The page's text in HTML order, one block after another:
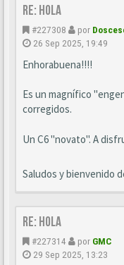
Re: Hola
#227308 por
26 Sep 2025, 19:49
Enhorabuena!!!!
Es un magnífico
corregidos.
Un C6 "novato". A
Saludos y bienvenido
Re: Hola
#227314 por GMC
29 Sep 2025, 13:23